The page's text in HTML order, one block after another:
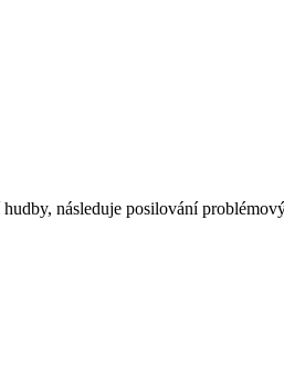
následuje posilování